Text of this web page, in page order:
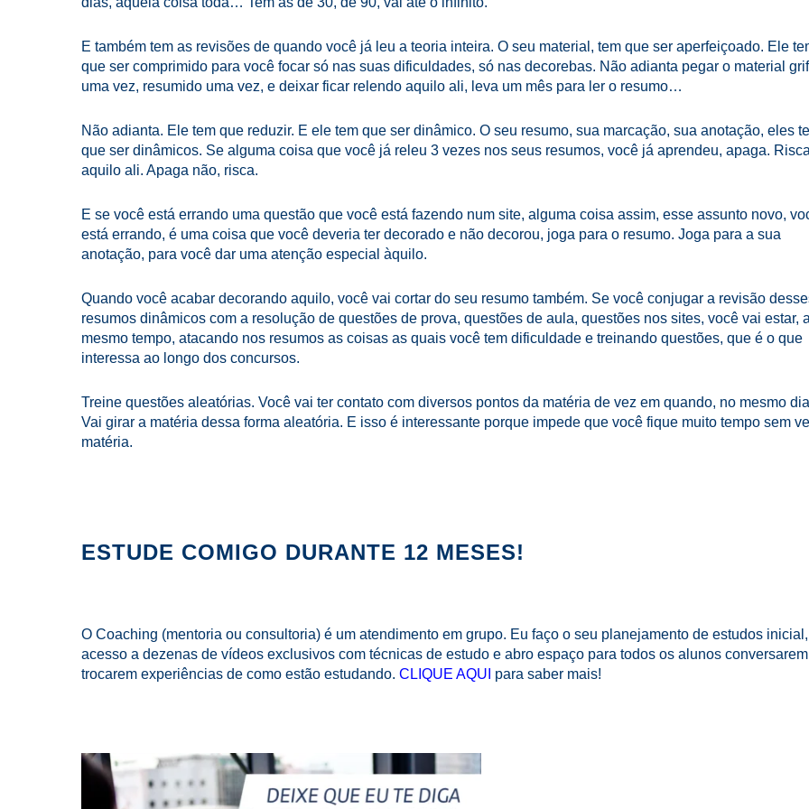
E também tem as revisões de quando você já leu a teoria inteira. O seu material, tem que ser aperfeiçoado. Ele
que ser comprimido para você focar só nas suas dificuldades, só nas decorebas. Não adianta pegar o material
uma vez, resumido uma vez, e deixar ficar relendo aquilo ali, leva um mês para ler o resumo…
Não adianta. Ele tem que reduzir. E ele tem que ser dinâmico. O seu resumo, sua marcação, sua anotação, eles
que ser dinâmicos. Se alguma coisa que você já releu 3 vezes nos seus resumos, você já aprendeu, apaga. Risca
aquilo ali. Apaga não, risca.
E se você está errando uma questão que você está fazendo num site, alguma coisa assim, esse assunto novo,
está errando, é uma coisa que você deveria ter decorado e não decorou, joga para o resumo. Joga para a sua
anotação, para você dar uma atenção especial àquilo.
Quando você acabar decorando aquilo, você vai cortar do seu resumo também. Se você conjugar a revisão
resumos dinâmicos com a resolução de questões de prova, questões de aula, questões nos sites, você vai estar,
mesmo tempo, atacando nos resumos as coisas as quais você tem dificuldade e treinando questões, que é o que
interessa ao longo dos concursos.
Treine questões aleatórias. Você vai ter contato com diversos pontos da matéria de vez em quando, no mesmo
Vai girar a matéria dessa forma aleatória. E isso é interessante porque impede que você fique muito tempo sem
matéria.
ESTUDE COMIGO DURANTE 12 MESES!
O Coaching (mentoria ou consultoria) é um atendimento em grupo. Eu faço o seu planejamento de estudos
acesso a dezenas de vídeos exclusivos com técnicas de estudo e abro espaço para todos os alunos
trocarem experiências de como estão estudando. CLIQUE AQUI para saber mais!